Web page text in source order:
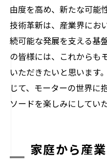
由度を高め、新たな可能
技術革新は、産業界にお
続可能な発展を支える基
の皆様には、これからも
いただきたいと思います
じて、モーターの世界に
ソードを楽しみにしてい
家庭から産